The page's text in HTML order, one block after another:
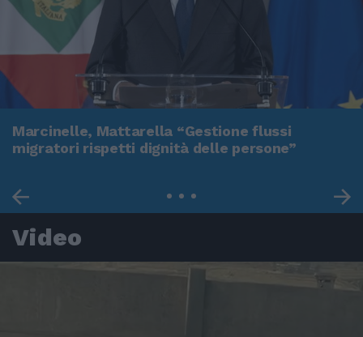
Marcinelle, Mattarella “Gestione flussi
migratori rispetti dignità delle persone”
Video